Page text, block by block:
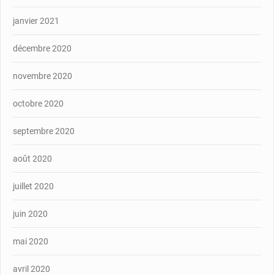
janvier 2021
décembre 2020
novembre 2020
octobre 2020
septembre 2020
août 2020
juillet 2020
juin 2020
mai 2020
avril 2020